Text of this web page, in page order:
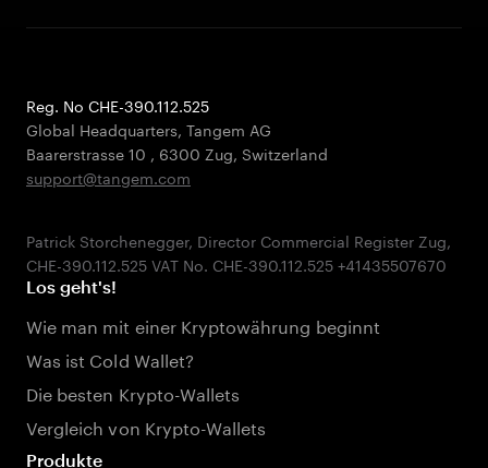
Reg. No CHE-390.112.525
Global Headquarters, Tangem AG
Baarerstrasse 10 , 6300 Zug, Switzerland
support@tangem.com
Patrick Storchenegger, Director Commercial Register Zug,
Los geht's!
Wie man mit einer Kryptowährung beginnt
Was ist Cold Wallet?
Die besten Krypto-Wallets
Vergleich von Krypto-Wallets
Produkte